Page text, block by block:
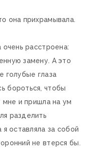
она прихрамывала.
расстроена:
замену. А это
голубые глаза
бороться, чтобы
мне и пришла на ум
разделить
оставляла за собой
не втерся бы.